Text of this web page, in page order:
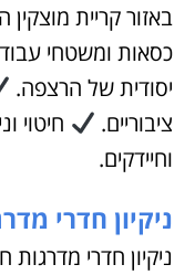
באזור קריית מוצקין
כסאות ומשטחי
יסודית של הרצפה.
ציבוריים.
חיטוי
וחיידקים.
ניקיון חדרי
ניקיון חדרי